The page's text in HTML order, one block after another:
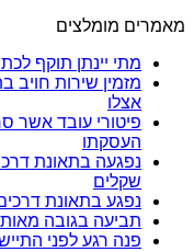
מאמרים מומלצים
מתי יינתן תוקף
מזמין שירות חויב
אצלו
פיטורי עובד אשר
העסקתו
נפגעה בתאונת
שקלים
נפגע בתאונת דרכים ופוצה
תביעה בגובה מאות
פנה רגע לפני התיישנות